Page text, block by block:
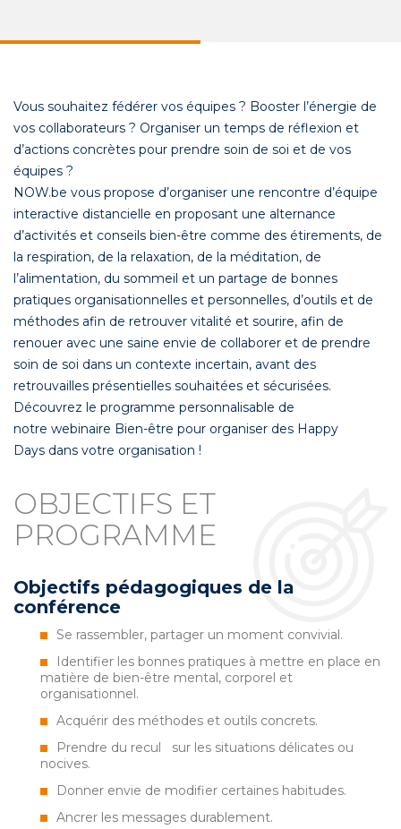
Vous souhaitez fédérer vos équipes ? Booster l’énergie de
vos collaborateurs ? Organiser un temps de réflexion et
d’actions concrètes pour prendre soin de soi et de vos
équipes ?
NOW.be vous propose d’organiser une rencontre d’équipe
interactive distancielle en proposant une alternance
d’activités et conseils bien-être comme des étirements, de
la respiration, de la relaxation, de la méditation, de
l’alimentation, du sommeil et un partage de bonnes
pratiques organisationnelles et personnelles, d’outils et de
méthodes afin de retrouver vitalité et sourire, afin de
renouer avec une saine envie de collaborer et de prendre
soin de soi dans un contexte incertain, avant des
retrouvailles présentielles souhaitées et sécurisées.
Découvrez le programme personnalisable de
notre webinaire Bien-être pour organiser des Happy
Days dans votre organisation !
OBJECTIFS ET
PROGRAMME
Objectifs pédagogiques de la
conférence
Se rassembler, partager un moment convivial.
Identifier les bonnes pratiques à mettre en place en
matière de bien-être mental, corporel et
organisationnel.
Acquérir des méthodes et outils concrets.
Prendre du recul sur les situations délicates ou
nocives.
Donner envie de modifier certaines habitudes.
Ancrer les messages durablement.